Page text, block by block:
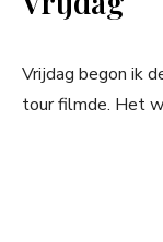
Vrijdag begon ik
tour filmde. Het